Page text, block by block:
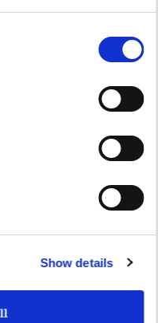
Show details
al Largo di
discesa, dipingendo il